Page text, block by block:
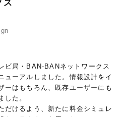
ス
ビ局・BAN-BANネットワークス
ューアルしました。情報設計をイ
ーはもちろん、既存ユーザーにも
した。
だけるよう、新たに料金シミュレ